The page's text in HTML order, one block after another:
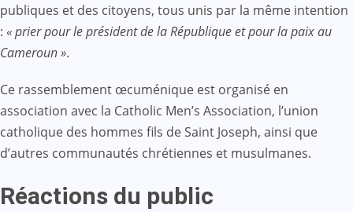
publiques et des citoyens, tous unis par la même intention
: « prier pour le président de la République et pour la paix au
Cameroun ».
Ce rassemblement œcuménique est organisé en
association avec la Catholic Men’s Association, l’union
catholique des hommes fils de Saint Joseph, ainsi que
d’autres communautés chrétiennes et musulmanes.
Réactions du public